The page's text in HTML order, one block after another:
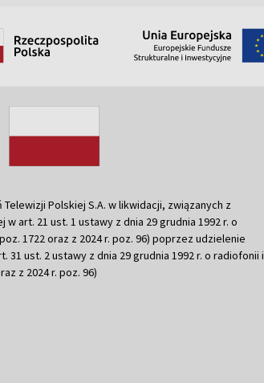
Polskiej S.A. w likwidacji, związanych z
art. 21 ust. 1 ustawy z dnia 29 grudnia 1992 r. o
1722 oraz z 2024 r. poz. 96) poprzez udzielenie
ust. 2 ustawy z dnia 29 grudnia 1992 r. o radiofonii i
z 2024 r. poz. 96)